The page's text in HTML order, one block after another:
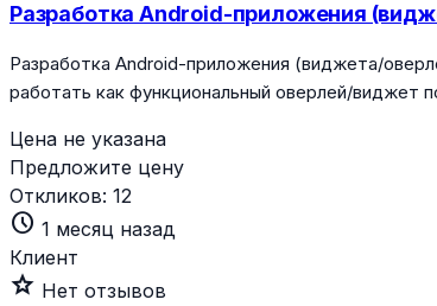
Разработка Android-приложения
Разработка Android-приложения (виджета/
работать как функциональный оверлей/виджет
Цена не указана
Предложите цену
Откликов: 12
schedule 1 месяц назад
Клиент
star_outline Нет отзывов